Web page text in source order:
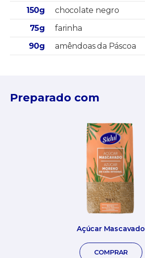
150g
chocolate negro
75g
farinha
90g
amêndoas da Páscoa
Preparado com
Açúcar Mascavado
COMPRAR